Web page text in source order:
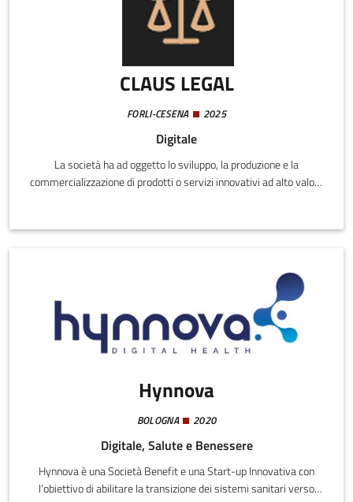
CLAUS LEGAL
FORLI-CESENA 2025
Digitale
La società ha ad oggetto lo sviluppo, la produzione e la
commercializzazione di prodotti o servizi innovativi ad alto valore
aumentare significativamente la produttività nel settore legale e
identificazione di precedenti e previsioni di esiti legali, liberando
Hynnova
BOLOGNA 2020
Digitale, Salute e Benessere
Hynnova è una Società Benefit e una Start-up Innovativa con
l’obiettivo di abilitare la transizione dei sistemi sanitari verso